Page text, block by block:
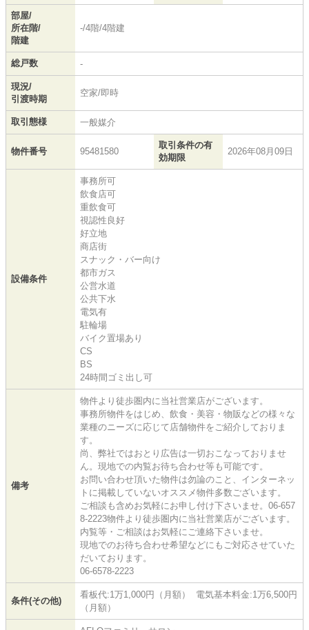
部屋/
所在階/
階建
-/4階/4階建
総戸数 -
現況/
引渡時期
空家/即時
取引態様 一般媒介
物件番号 95481580
取引条件の有
効期限
2026年08月09日
設備条件
事務所可
飲食店可
重飲食可
視認性良好
好立地
商店街
スナック・バー向け
都市ガス
公営水道
公共下水
電気有
駐輪場
バイク置場あり
CS
BS
24時間ゴミ出し可
備考
物件より徒歩圏内に当社営業店がございます。
事務所物件をはじめ、飲食・美容・物販などの様々な
業種のニーズに応じて店舗物件をご紹介しておりま
す。
尚、弊社ではおとり広告は一切おこなっておりませ
ん。現地での内覧お待ち合わせ等も可能です。
お問い合わせ頂いた物件は勿論のこと、インターネッ
トに掲載していないオススメ物件多数ございます。
ご相談も含めお気軽にお申し付け下さいませ。06-657
8-2223物件より徒歩圏内に当社営業店がございます。
内覧等・ご相談はお気軽にご連絡下さいませ。
現地でのお待ち合わせ希望などにもご対応させていた
だいております。
06-6578-2223
条件(その他)
看板代:1万1,000円（月額） 電気基本料金:1万6,500円
（月額）